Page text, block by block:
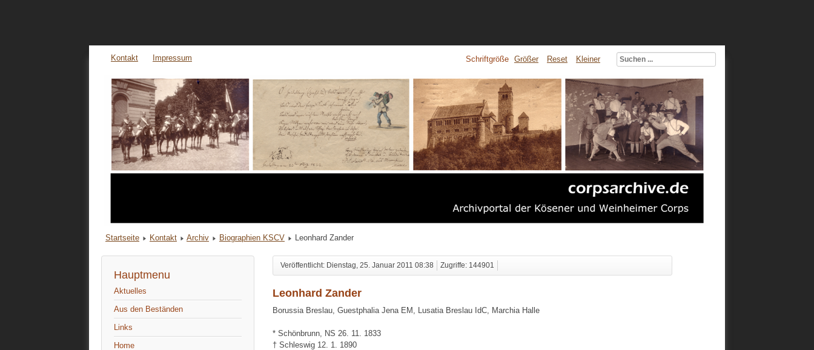
Kontakt Impressum Schriftgröße Größer Reset Kleiner
Startseite Kontakt Archiv Biographien KSCV Leonhard Zander
Hauptmenu
Aktuelles
Aus den Beständen
Links
Home
Veröffentlicht: Dienstag, 25. Januar 2011 08:38 Zugriffe: 144901
Leonhard Zander
Borussia Breslau, Guestphalia Jena EM, Lusatia Breslau IdC, Marchia Halle
* Schönbrunn, NS 26. 11. 1833
† Schleswig 12. 1. 1890